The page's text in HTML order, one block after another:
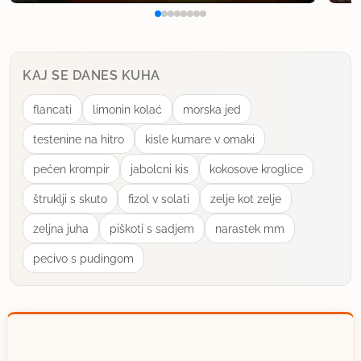
KAJ SE DANES KUHA
flancati limonin kolać morska jed
testenine na hitro kisle kumare v omaki
pećen krompir jabolcni kis kokosove kroglice
štruklji s skuto fizol v solati zelje kot zelje
zeljna juha piškoti s sadjem narastek mm
pecivo s pudingom